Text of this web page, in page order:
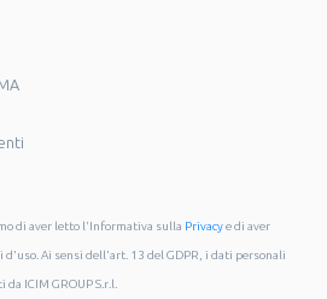
di aver letto l'Informativa sulla Privacye di aver
d'uso. Ai sensi dell'art. 13 del GDPR, i dati personali
ICIM GROUP S.r.l.